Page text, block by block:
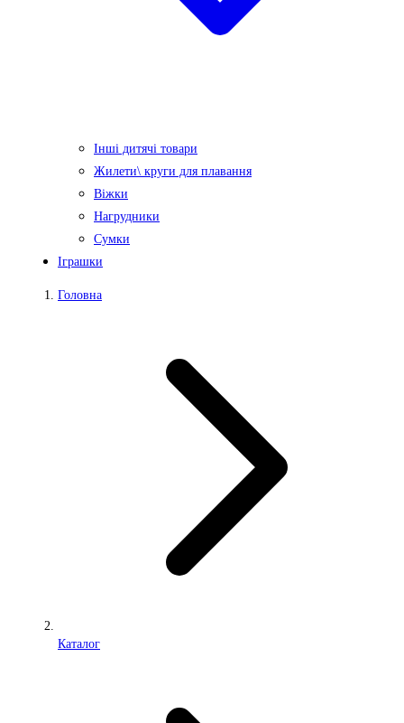
Інші дитячі товари
Жилети\ круги для плавання
Віжки
Нагрудники
Сумки
Іграшки
Головна
Каталог